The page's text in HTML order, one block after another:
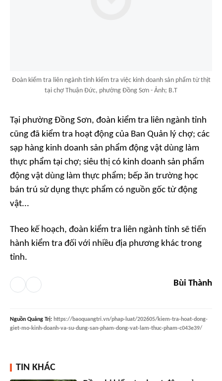
Đoàn kiểm tra liên ngành tỉnh kiểm tra việc kinh doanh sản phẩm từ thịt
tại chợ Thuận Đức, phường Đồng Sơn - Ảnh; B.T
Tại phường Đồng Sơn, đoàn kiểm tra liên ngành tỉnh
cũng đã kiểm tra hoạt động của Ban Quản lý chợ; các
sạp hàng kinh doanh sản phẩm động vật dùng làm
thực phẩm tại chợ; siêu thị có kinh doanh sản phẩm
động vật dùng làm thực phẩm; bếp ăn trường học
bán trú sử dụng thực phẩm có nguồn gốc từ động
vật...
Theo kế hoạch, đoàn kiểm tra liên ngành tỉnh sẽ tiến
hành kiểm tra đối với nhiều địa phương khác trong
tỉnh.
Bùi Thành
Nguồn Quảng Trị: https://baoquangtri.vn/phap-luat/202605/kiem-tra-hoat-dong-
giet-mo-kinh-doanh-va-su-dung-san-pham-dong-vat-lam-thuc-pham-c043e39/
TIN KHÁC